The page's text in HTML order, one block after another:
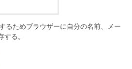
るためブラウザーに自分の名前、メー
る。